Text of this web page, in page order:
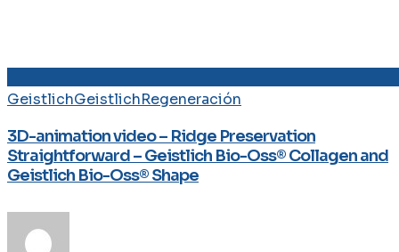
GeistlichGeistlichRegeneración
3D-animation video – Ridge Preservation
Straightforward – Geistlich Bio-Oss® Collagen and
Geistlich Bio-Oss® Shape